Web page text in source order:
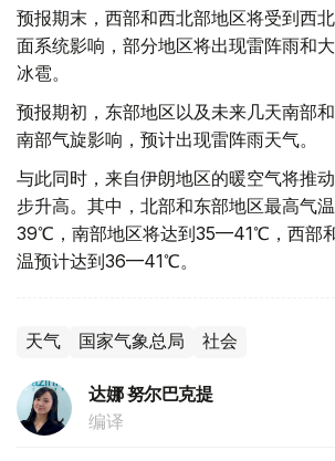
预报期末，西部和西北部地区将受到西
面系统影响，部分地区将出现雷阵雨和
冰雹。
预报期初，东部地区以及未来几天南部
南部气旋影响，预计出现雷阵雨天气。
与此同时，来自伊朗地区的暖空气将推
步升高。其中，北部和东部地区最高气
39℃，南部地区将达到35—41℃，西部
温预计达到36—41℃。
天气 国家气象总局 社会
达娜 努尔巴克提
编译